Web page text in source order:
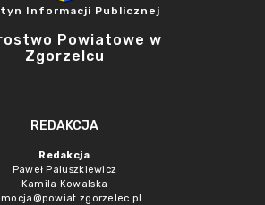
Informacji Publicznej
Powiatowe w
Zgorzelcu
REDAKCJA
Redakcja
Paweł Paluszkiewicz
Kamila Kowalska